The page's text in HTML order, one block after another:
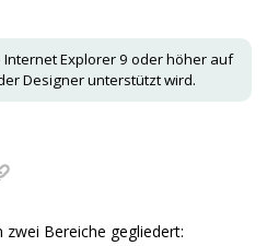
Internet Explorer9 oder höher auf
Designer unterstützt wird.
zwei Bereiche gegliedert: